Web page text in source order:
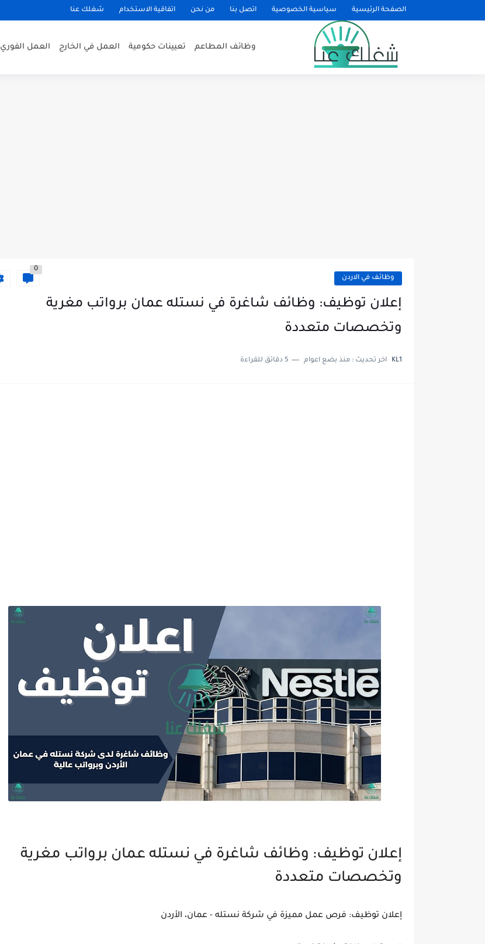
الصفحة الرئيسية سياسية الخصوصية اتصل بنا من نحن اتفاقية الاستخدام شغلك عنا
وظائف المطاعم تعيينات حكومية العمل في الخارج العمل الفوري
وظائف في الاردن
0
إعلان توظيف: وظائف شاغرة في نستله عمان برواتب مغرية
وتخصصات متعددة
KL1 اخر تحديث : منذ بضع اعوام 5 دقائق للقراءة
إعلان توظيف: وظائف شاغرة في نستله عمان برواتب مغرية
وتخصصات متعددة
إعلان توظيف: فرص عمل مميزة في شركة نستله - عمان، الأردن